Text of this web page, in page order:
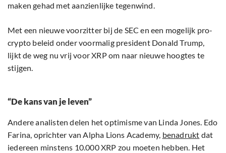
maken gehad met aanzienlijke tegenwind.
Met een nieuwe voorzitter bij de SEC en een mogelijk pro-
crypto beleid onder voormalig president Donald Trump,
lijkt de weg nu vrij voor XRP om naar nieuwe hoogtes te
stijgen.
“De kans van je leven”
Andere analisten delen het optimisme van Linda Jones. Edo
Farina, oprichter van Alpha Lions Academy, benadrukt dat
iedereen minstens 10.000 XRP zou moeten hebben. Het